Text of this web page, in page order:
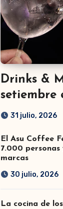
Drinks &
setiembre
31 julio, 2026
El Asu Coffee
7.000 personas
marcas
30 julio, 2026
La cocina de